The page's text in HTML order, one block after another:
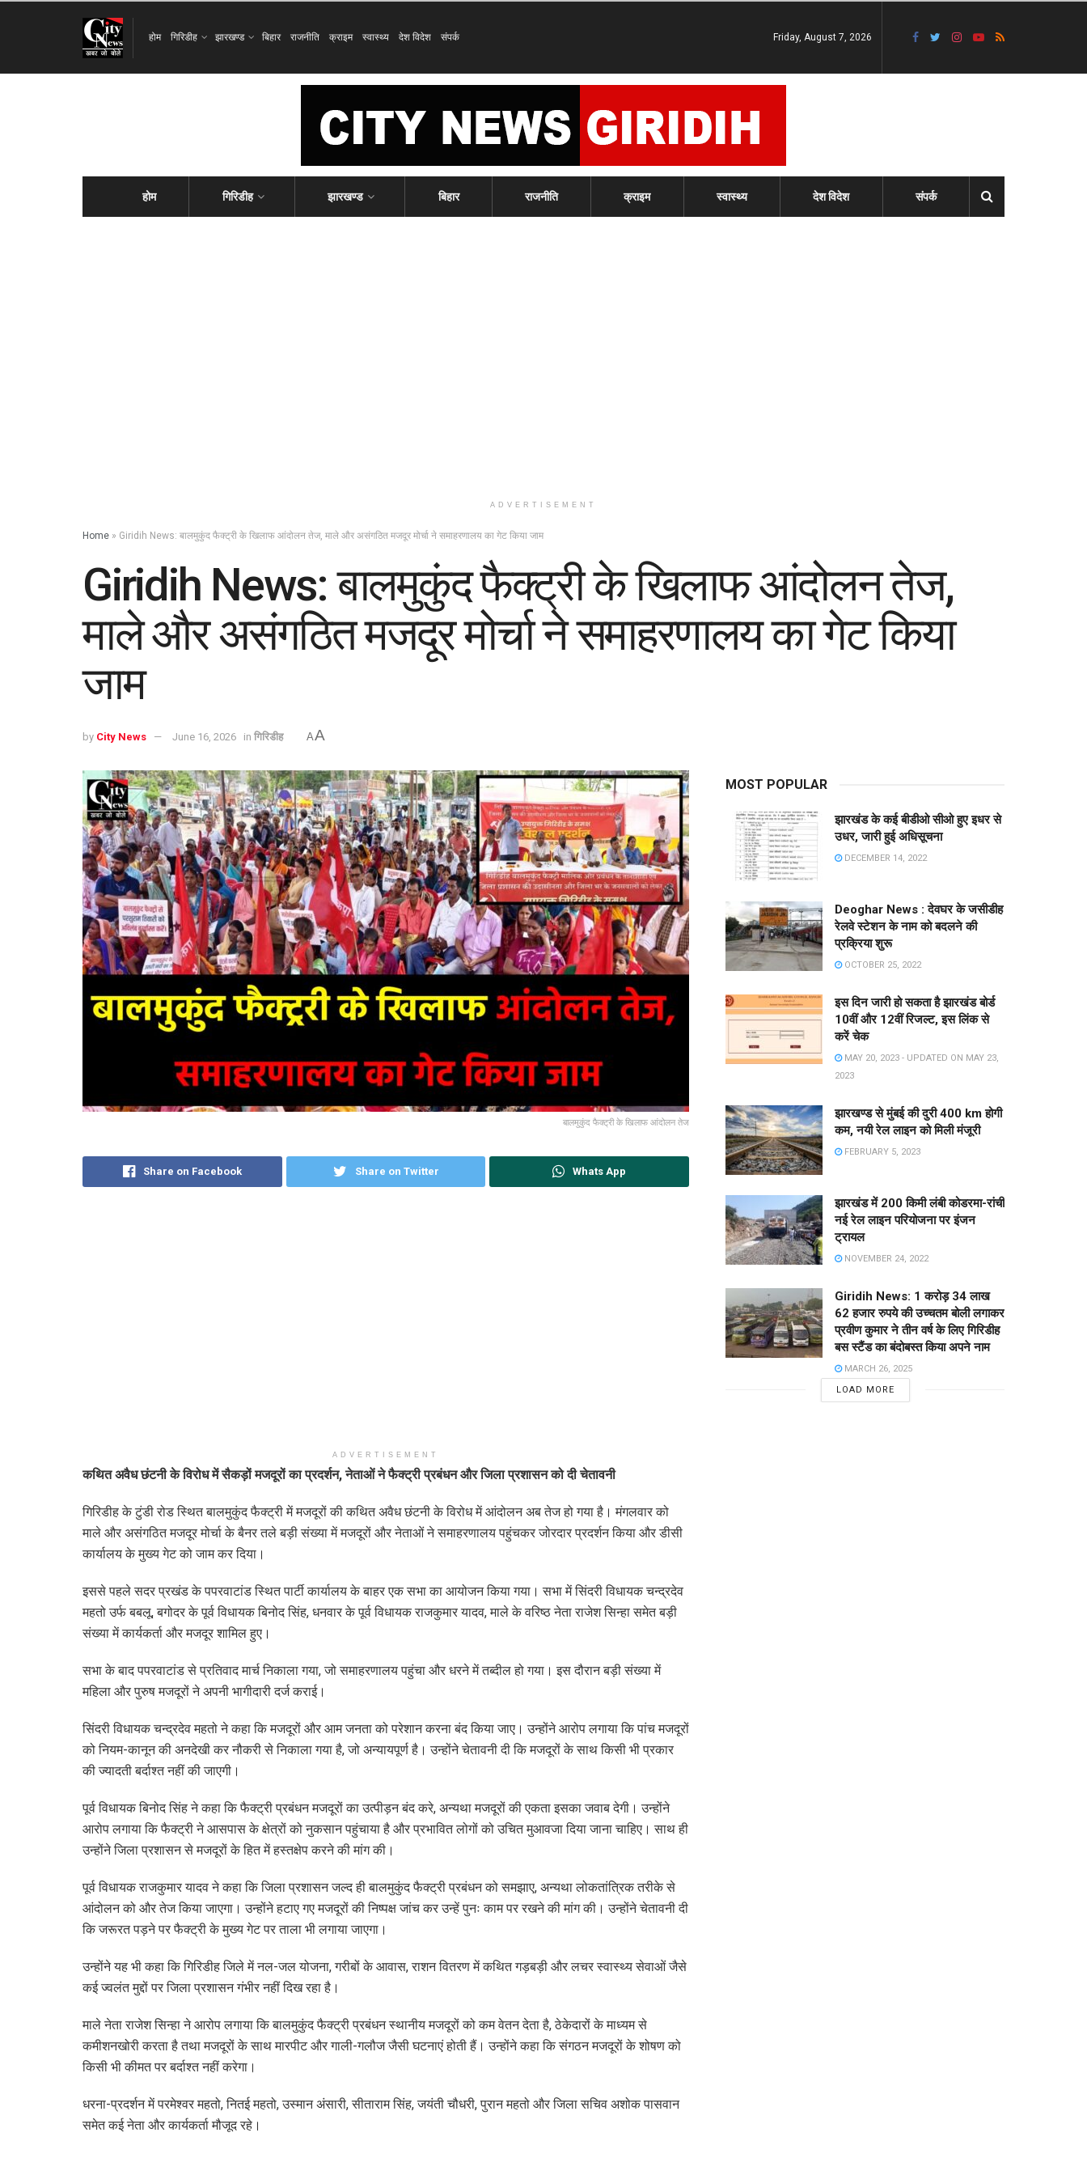
होम गिरिडीह झारखण्ड बिहार राजनीति क्राइम स्वास्थ्य देश विदेश संपर्क Friday, August 7, 2026
होम गिरिडीह झारखण्ड बिहार राजनीति क्राइम स्वास्थ्य देश विदेश संपर्क
ADVERTISEMENT
Home » Giridih News: बालमुकुंद फैक्ट्री के खिलाफ आंदोलन तेज, माले और असंगठित मजदूर मोर्चा ने समाहरणालय का गेट किया जाम
Giridih News: बालमुकुंद फैक्ट्री के खिलाफ आंदोलन तेज,
माले और असंगठित मजदूर मोर्चा ने समाहरणालय का गेट किया
जाम
by City News June 16, 2026 in गिरिडीह AA
बालमुकुंद फैक्ट्री के खिलाफ आंदोलन तेज
Share on Facebook Share on Twitter Whats App
ADVERTISEMENT
कथित अवैध छंटनी के विरोध में सैकड़ों मजदूरों का प्रदर्शन, नेताओं ने फैक्ट्री प्रबंधन और जिला प्रशासन को दी चेतावनी
गिरिडीह के टुंडी रोड स्थित बालमुकुंद फैक्ट्री में मजदूरों की कथित अवैध छंटनी के विरोध में आंदोलन अब तेज हो गया है। मंगलवार को
माले और असंगठित मजदूर मोर्चा के बैनर तले बड़ी संख्या में मजदूरों और नेताओं ने समाहरणालय पहुंचकर जोरदार प्रदर्शन किया और डीसी
कार्यालय के मुख्य गेट को जाम कर दिया।
इससे पहले सदर प्रखंड के पपरवाटांड स्थित पार्टी कार्यालय के बाहर एक सभा का आयोजन किया गया। सभा में सिंदरी विधायक चन्द्रदेव
महतो उर्फ बबलू, बगोदर के पूर्व विधायक बिनोद सिंह, धनवार के पूर्व विधायक राजकुमार यादव, माले के वरिष्ठ नेता राजेश सिन्हा समेत बड़ी
संख्या में कार्यकर्ता और मजदूर शामिल हुए।
सभा के बाद पपरवाटांड से प्रतिवाद मार्च निकाला गया, जो समाहरणालय पहुंचा और धरने में तब्दील हो गया। इस दौरान बड़ी संख्या में
महिला और पुरुष मजदूरों ने अपनी भागीदारी दर्ज कराई।
सिंदरी विधायक चन्द्रदेव महतो ने कहा कि मजदूरों और आम जनता को परेशान करना बंद किया जाए। उन्होंने आरोप लगाया कि पांच मजदूरों
को नियम-कानून की अनदेखी कर नौकरी से निकाला गया है, जो अन्यायपूर्ण है। उन्होंने चेतावनी दी कि मजदूरों के साथ किसी भी प्रकार
की ज्यादती बर्दाश्त नहीं की जाएगी।
पूर्व विधायक बिनोद सिंह ने कहा कि फैक्ट्री प्रबंधन मजदूरों का उत्पीड़न बंद करे, अन्यथा मजदूरों की एकता इसका जवाब देगी। उन्होंने
आरोप लगाया कि फैक्ट्री ने आसपास के क्षेत्रों को नुकसान पहुंचाया है और प्रभावित लोगों को उचित मुआवजा दिया जाना चाहिए। साथ ही
उन्होंने जिला प्रशासन से मजदूरों के हित में हस्तक्षेप करने की मांग की।
पूर्व विधायक राजकुमार यादव ने कहा कि जिला प्रशासन जल्द ही बालमुकुंद फैक्ट्री प्रबंधन को समझाए, अन्यथा लोकतांत्रिक तरीके से
आंदोलन को और तेज किया जाएगा। उन्होंने हटाए गए मजदूरों की निष्पक्ष जांच कर उन्हें पुनः काम पर रखने की मांग की। उन्होंने चेतावनी दी
कि जरूरत पड़ने पर फैक्ट्री के मुख्य गेट पर ताला भी लगाया जाएगा।
उन्होंने यह भी कहा कि गिरिडीह जिले में नल-जल योजना, गरीबों के आवास, राशन वितरण में कथित गड़बड़ी और लचर स्वास्थ्य सेवाओं जैसे
कई ज्वलंत मुद्दों पर जिला प्रशासन गंभीर नहीं दिख रहा है।
माले नेता राजेश सिन्हा ने आरोप लगाया कि बालमुकुंद फैक्ट्री प्रबंधन स्थानीय मजदूरों को कम वेतन देता है, ठेकेदारों के माध्यम से
कमीशनखोरी करता है तथा मजदूरों के साथ मारपीट और गाली-गलौज जैसी घटनाएं होती हैं। उन्होंने कहा कि संगठन मजदूरों के शोषण को
किसी भी कीमत पर बर्दाश्त नहीं करेगा।
धरना-प्रदर्शन में परमेश्वर महतो, नितई महतो, उस्मान अंसारी, सीताराम सिंह, जयंती चौधरी, पुरान महतो और जिला सचिव अशोक पासवान
समेत कई नेता और कार्यकर्ता मौजूद रहे।
MOST POPULAR
झारखंड के कई बीडीओ सीओ हुए इधर से
उधर, जारी हुई अधिसूचना
DECEMBER 14, 2022
Deoghar News : देवघर के जसीडीह
रेलवे स्टेशन के नाम को बदलने की
प्रक्रिया शुरू
OCTOBER 25, 2022
इस दिन जारी हो सकता है झारखंड बोर्ड
10वीं और 12वीं रिजल्ट, इस लिंक से
करें चेक
MAY 20, 2023 - UPDATED ON MAY 23,
2023
झारखण्ड से मुंबई की दुरी 400 km होगी
कम, नयी रेल लाइन को मिली मंजूरी
FEBRUARY 5, 2023
झारखंड में 200 किमी लंबी कोडरमा-रांची
नई रेल लाइन परियोजना पर इंजन
ट्रायल
NOVEMBER 24, 2022
Giridih News: 1 करोड़ 34 लाख
62 हजार रुपये की उच्चतम बोली लगाकर
प्रवीण कुमार ने तीन वर्ष के लिए गिरिडीह
बस स्टैंड का बंदोबस्त किया अपने नाम
MARCH 26, 2025
LOAD MORE